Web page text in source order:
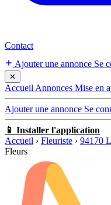
Contact
Ajouter une annonce Se
✕
Accueil Annonces Mise en
Ajouter une annonce Se
📱 Installer l'application
Accueil › Fleuriste › 94170
Fleurs